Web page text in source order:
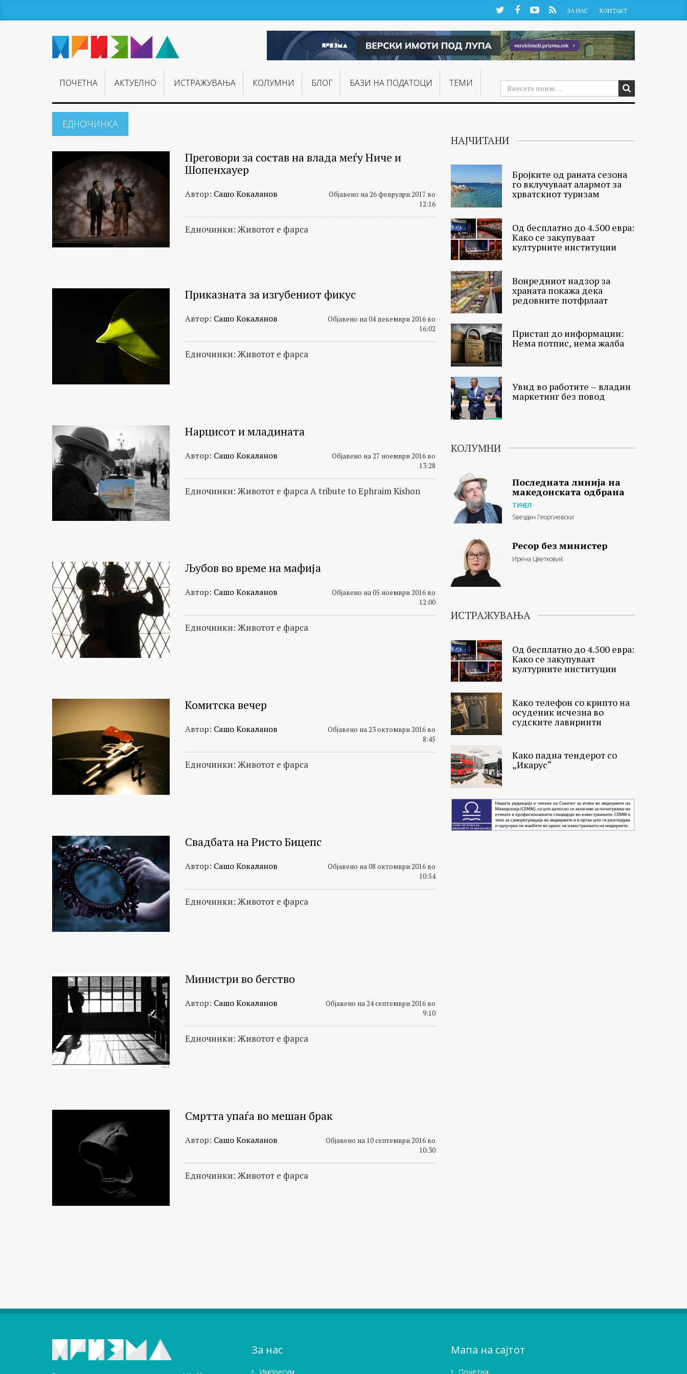
TwitterFacebookYouTube
RSS ЗА НАС КОНТАКТ
ПОЧЕТНА АКТУЕЛНО ИСТРАЖУВАЊA КОЛУМНИ БЛОГ БАЗИ НА ПОДАТОЦИ ТЕМИ
ЕДНОЧИНКА
Преговори за состав на влада меѓу Ниче и
Шопенхауер
Автор: Сашо Кокаланов
Објавено на 26 февруари 2017 во
12:16
Едночинки: Животот е фарса
Приказната за изгубениот фикус
Автор: Сашо Кокаланов
Објавено на 04 декември 2016 во
16:02
Едночинки: Животот е фарса
Нарцисот и младината
Автор: Сашо Кокаланов
Објавено на 27 ноември 2016 во
13:28
Едночинки: Животот е фарса A tribute to Ephraim Kishon
Љубов во време на мафија
Автор: Сашо Кокаланов
Објавено на 05 ноември 2016 во
12:00
Едночинки: Животот е фарса
Комитска вечер
Автор: Сашо Кокаланов
Објавено на 23 октомври 2016 во
8:45
Едночинки: Животот е фарса
Свадбата на Ристо Бицепс
Автор: Сашо Кокаланов
Објавено на 08 октомври 2016 во
10:54
Едночинки: Животот е фарса
Министри во бегство
Автор: Сашо Кокаланов
Објавено на 24 септември 2016 во
9:10
Едночинки: Животот е фарса
Смртта упаѓа во мешан брак
Автор: Сашо Кокаланов
Објавено на 10 септември 2016 во
10:30
Едночинки: Животот е фарса
НАЈЧИТАНИ
Бројките од раната сезона
го вклучуваат алармот за
хрватскиот туризам
Од бесплатно до 4.500 евра:
Како се закупуваат
културните институции
Вонредниот надзор за
храната покажа дека
редовните потфрлаат
Пристап до информации:
Нема потпис, нема жалба
Увид во работите – владин
маркетинг без повод
КОЛУМНИ
Последната линија на
македонската одбрана
ТУНЕЛ
Ѕвездан Георгиевски
Ресор без министер
Ирена Цветковиќ
ИСТРАЖУВАЊА
Од бесплатно до 4.500 евра:
Како се закупуваат
културните институции
Како телефон со крипто на
осуденик исчезна во
судските лавиринти
Како падна тендерот со
„Икарус“
За нас
Импресум
Мапа на сајтот
Почетна